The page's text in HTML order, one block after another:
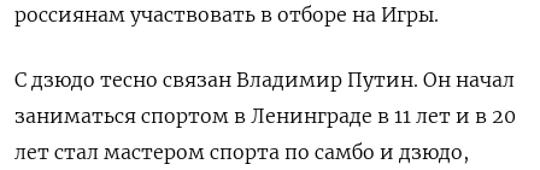
россиянам участвовать в отборе на Игры.
С дзюдо тесно связан Владимир Путин. Он начал
заниматься спортом в Ленинграде в 11 лет и в 20
лет стал мастером спорта по самбо и дзюдо,